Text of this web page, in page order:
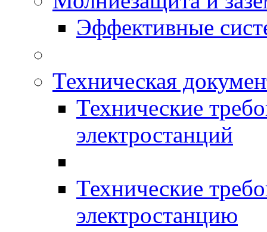
Эффективные
Техническая
Технические
электростанций
Технические
электростанцию